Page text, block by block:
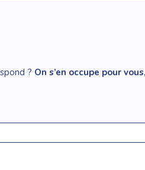
? On s’en occupe pour